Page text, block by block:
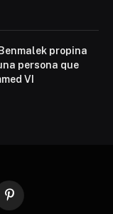
propina
persona que
VI
Pinterest